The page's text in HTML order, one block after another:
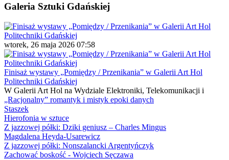
Galeria Sztuki Gdańskiej
wtorek, 26 maja 2026 07:58
Finisaż wystawy „Pomiędzy / Przenikania” w Galerii Art Hol
Politechniki Gdańskiej
W Galerii Art Hol na Wydziale Elektroniki, Telekomunikacji i
„Racjonalny” romantyk i mistyk epoki danych
Staszek
Hierofonia w sztuce
Z jazzowej półki: Dziki geniusz – Charles Mingus
Magdalena Heyda-Usarewicz
Z jazzowej półki: Nonszalancki Argentyńczyk
Zachować boskość - Wojciech Sęczawa